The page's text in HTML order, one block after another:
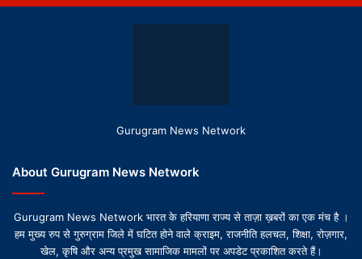
Gurugram News Network
About Gurugram News Network
Gurugram News Network भारत के हरियाणा राज्य से ताज़ा ख़बरों का एक मंच है ।
हम मुख्य रुप से गुरुग्राम जिले में घटित होने वाले क्राइम, राजनीति हलचल, शिक्षा, रोज़गार,
खेल, कृषि और अन्य प्रमुख सामाजिक मामलों पर अपडेट प्रकाशित करते हैं।